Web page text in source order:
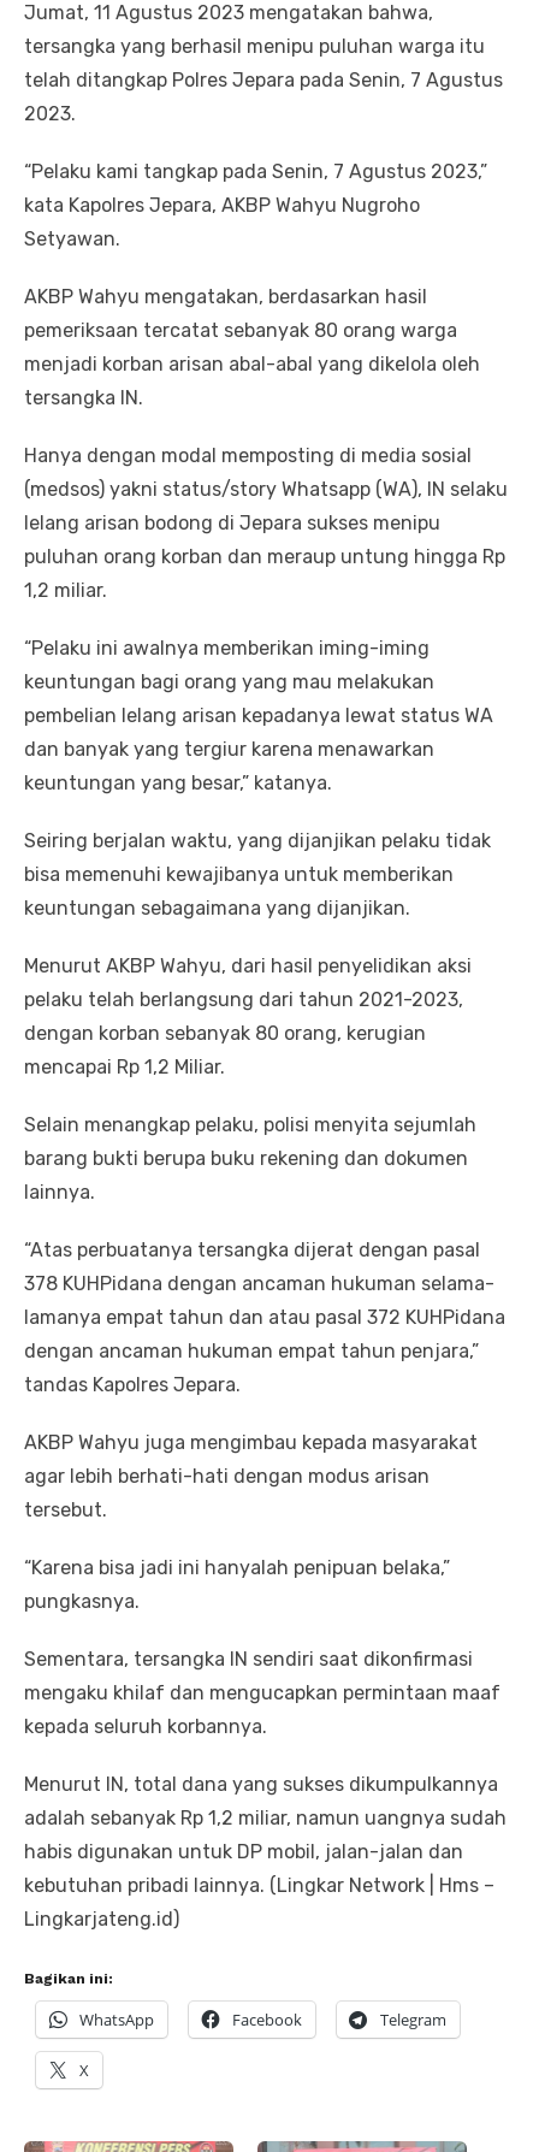
Jumat, 11 Agustus 2023 mengatakan bahwa,
tersangka yang berhasil menipu puluhan warga itu
telah ditangkap Polres Jepara pada Senin, 7 Agustus
2023.
“Pelaku kami tangkap pada Senin, 7 Agustus 2023,”
kata Kapolres Jepara, AKBP Wahyu Nugroho
Setyawan.
AKBP Wahyu mengatakan, berdasarkan hasil
pemeriksaan tercatat sebanyak 80 orang warga
menjadi korban arisan abal-abal yang dikelola oleh
tersangka IN.
Hanya dengan modal memposting di media sosial
(medsos) yakni status/story Whatsapp (WA), IN selaku
lelang arisan bodong di Jepara sukses menipu
puluhan orang korban dan meraup untung hingga Rp
1,2 miliar.
“Pelaku ini awalnya memberikan iming-iming
keuntungan bagi orang yang mau melakukan
pembelian lelang arisan kepadanya lewat status WA
dan banyak yang tergiur karena menawarkan
keuntungan yang besar,” katanya.
Seiring berjalan waktu, yang dijanjikan pelaku tidak
bisa memenuhi kewajibanya untuk memberikan
keuntungan sebagaimana yang dijanjikan.
Menurut AKBP Wahyu, dari hasil penyelidikan aksi
pelaku telah berlangsung dari tahun 2021-2023,
dengan korban sebanyak 80 orang, kerugian
mencapai Rp 1,2 Miliar.
Selain menangkap pelaku, polisi menyita sejumlah
barang bukti berupa buku rekening dan dokumen
lainnya.
“Atas perbuatanya tersangka dijerat dengan pasal
378 KUHPidana dengan ancaman hukuman selama-
lamanya empat tahun dan atau pasal 372 KUHPidana
dengan ancaman hukuman empat tahun penjara,”
tandas Kapolres Jepara.
AKBP Wahyu juga mengimbau kepada masyarakat
agar lebih berhati-hati dengan modus arisan
tersebut.
“Karena bisa jadi ini hanyalah penipuan belaka,”
pungkasnya.
Sementara, tersangka IN sendiri saat dikonfirmasi
mengaku khilaf dan mengucapkan permintaan maaf
kepada seluruh korbannya.
Menurut IN, total dana yang sukses dikumpulkannya
adalah sebanyak Rp 1,2 miliar, namun uangnya sudah
habis digunakan untuk DP mobil, jalan-jalan dan
kebutuhan pribadi lainnya. (Lingkar Network | Hms –
Lingkarjateng.id)
Bagikan ini:
WhatsApp Facebook Telegram
X